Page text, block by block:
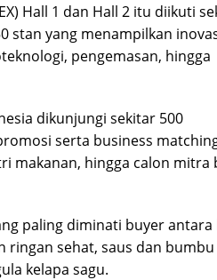
Hall 1 dan Hall 2 itu diikuti
stan yang menampilkan
pengemasan, hingga
dikunjungi sekitar 500
serta business
makanan, hingga calon mitra
paling diminati buyer antara
ringan sehat, saus dan bumbu
kelapa sagu.